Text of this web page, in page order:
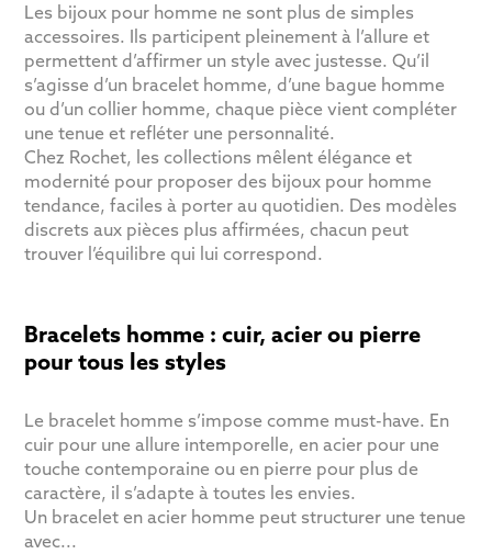
Les bijoux pour homme ne sont plus de simples
accessoires. Ils participent pleinement à l’allure et
permettent d’affirmer un style avec justesse. Qu’il
s’agisse d’un bracelet homme, d’une bague homme
ou d’un collier homme, chaque pièce vient compléter
une tenue et refléter une personnalité.
Chez Rochet, les collections mêlent élégance et
modernité pour proposer des bijoux pour homme
tendance, faciles à porter au quotidien. Des modèles
discrets aux pièces plus affirmées, chacun peut
trouver l’équilibre qui lui correspond.
Bracelets homme : cuir, acier ou pierre
pour tous les styles
Le bracelet homme s’impose comme must-have. En
cuir pour une allure intemporelle, en acier pour une
touche contemporaine ou en pierre pour plus de
caractère, il s’adapte à toutes les envies.
Un bracelet en acier homme peut structurer une tenue
avec...